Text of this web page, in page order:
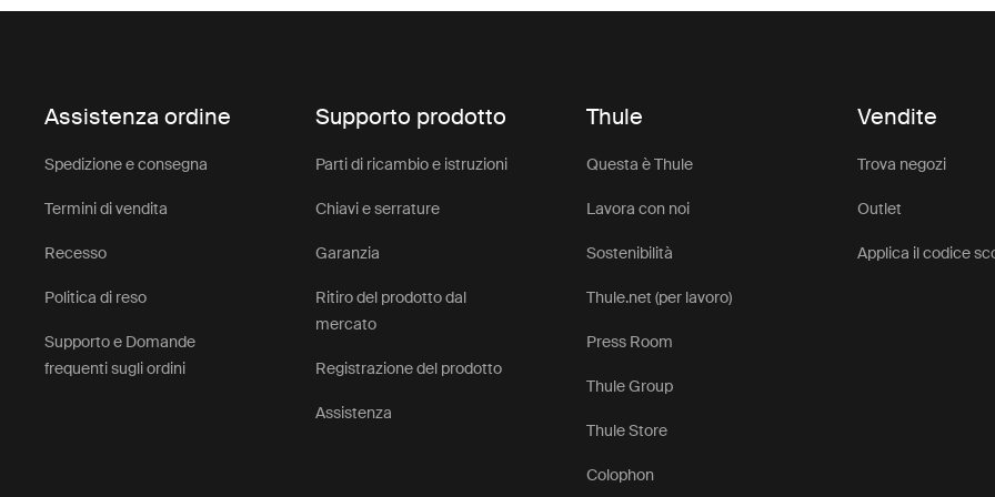
Assistenza ordine
Spedizione e consegna
Termini di vendita
Recesso
Politica di reso
Supporto e Domande
frequenti sugli ordini
Supporto prodotto
Parti di ricambio e istruzioni
Chiavi e serrature
Garanzia
Ritiro del prodotto dal
mercato
Registrazione del prodotto
Assistenza
Thule
Questa è Thule
Lavora con noi
Sostenibilità
Thule.net (per lavoro)
Press Room
Thule Group
Thule Store
Colophon
Vendite
Trova negozi
Outlet
Applica il codice